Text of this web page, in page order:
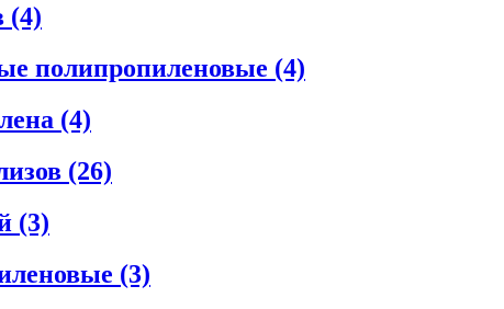
(4)
полипропиленовые (4)
(4)
(26)
(3)
(3)